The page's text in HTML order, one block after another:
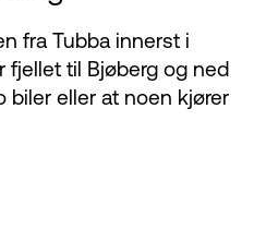
fra Tubba innerst i
fjellet til Bjøberg og ned
biler eller at noen kjører